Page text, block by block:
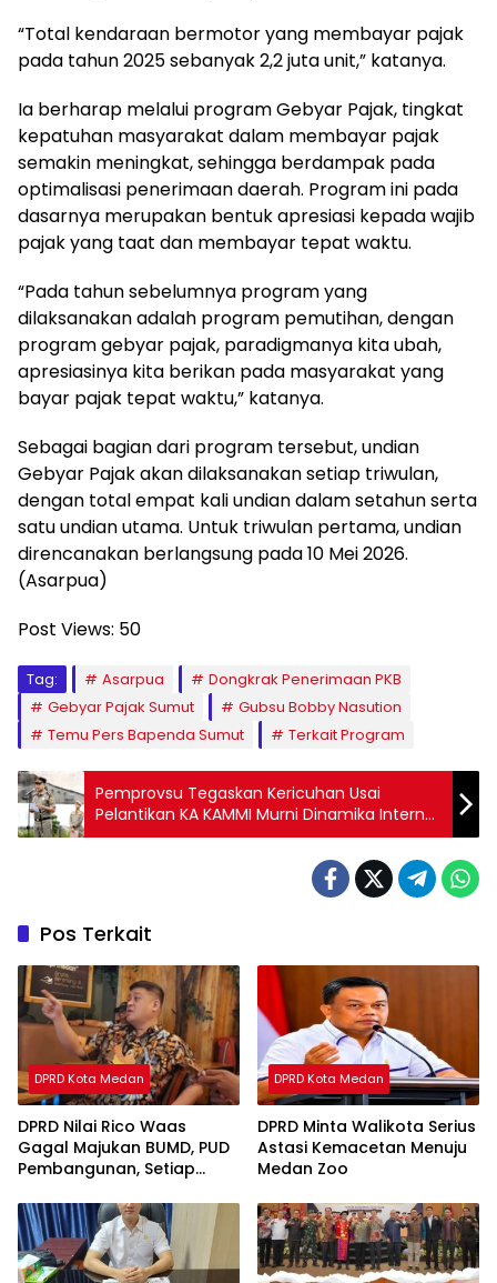
“Total kendaraan bermotor yang membayar pajak
pada tahun 2025 sebanyak 2,2 juta unit,” katanya.
Ia berharap melalui program Gebyar Pajak, tingkat
kepatuhan masyarakat dalam membayar pajak
semakin meningkat, sehingga berdampak pada
optimalisasi penerimaan daerah. Program ini pada
dasarnya merupakan bentuk apresiasi kepada wajib
pajak yang taat dan membayar tepat waktu.
“Pada tahun sebelumnya program yang
dilaksanakan adalah program pemutihan, dengan
program gebyar pajak, paradigmanya kita ubah,
apresiasinya kita berikan pada masyarakat yang
bayar pajak tepat waktu,” katanya.
Sebagai bagian dari program tersebut, undian
Gebyar Pajak akan dilaksanakan setiap triwulan,
dengan total empat kali undian dalam setahun serta
satu undian utama. Untuk triwulan pertama, undian
direncanakan berlangsung pada 10 Mei 2026.
(Asarpua)
Post Views: 50
Tag: Asarpua
Dongkrak Penerimaan PKB
Gebyar Pajak Sumut
Gubsu Bobby Nasution
Temu Pers Bapenda Sumut
Terkait Program
Pemprovsu Tegaskan Kericuhan Usai
Pelantikan KA KAMMI Murni Dinamika Internal
Organisasi
Pos Terkait
DPRD Kota Medan
DPRD Nilai Rico Waas
Gagal Majukan BUMD, PUD
Pembangunan, Setiap
DPRD Kota Medan
DPRD Minta Walikota Serius
Astasi Kemacetan Menuju
Medan Zoo